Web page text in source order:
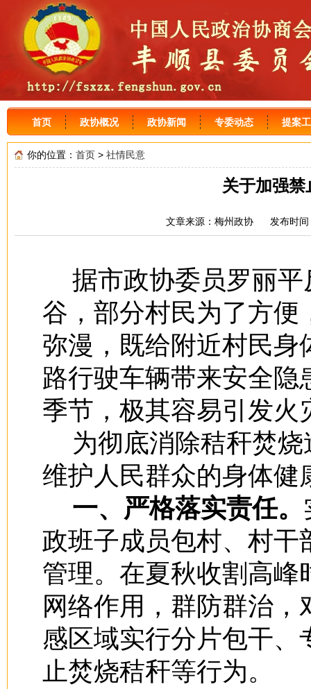
首页 政协概况 政协新闻 专委动态 提案
你的位置： 首页 > 社情民意
关于加强
文章来源：梅州政协 发布
据市政协委员罗丽
谷，部分村民为了方
弥漫，既给附近村民
路行驶车辆带来安全
季节，极其容易引发火
为彻底消除秸秆焚
维护人民群众的身体健
一、严格落实责任。
政班子成员包村、村
管理。在夏秋收割高
网络作用，群防群治
感区域实行分片包干
止焚烧秸秆等行为。